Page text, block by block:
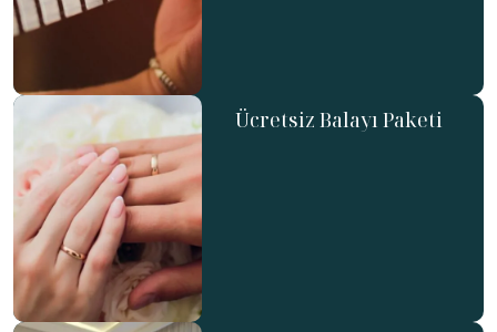
Ücretsiz Balayı Paketi